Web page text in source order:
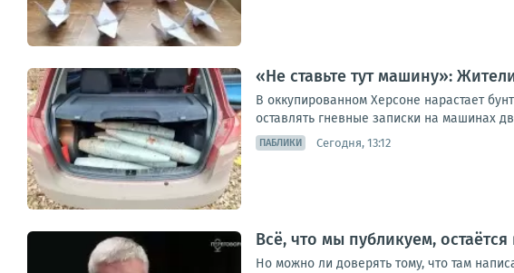
«Не ставьте тут машину»:
В оккупированном Херсоне нарастает
оставлять гневные записки на машинах
ПАБЛИКИ Сегодня, 13:12
Всё, что мы публикуем, остаётся
Но можно ли доверять тому, что там